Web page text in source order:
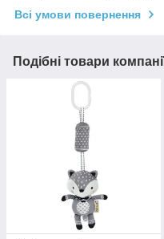
Всі умови повернення
Подібні товари